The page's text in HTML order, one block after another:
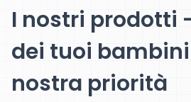
I nostri prodotti
dei tuoi
nostra priorità